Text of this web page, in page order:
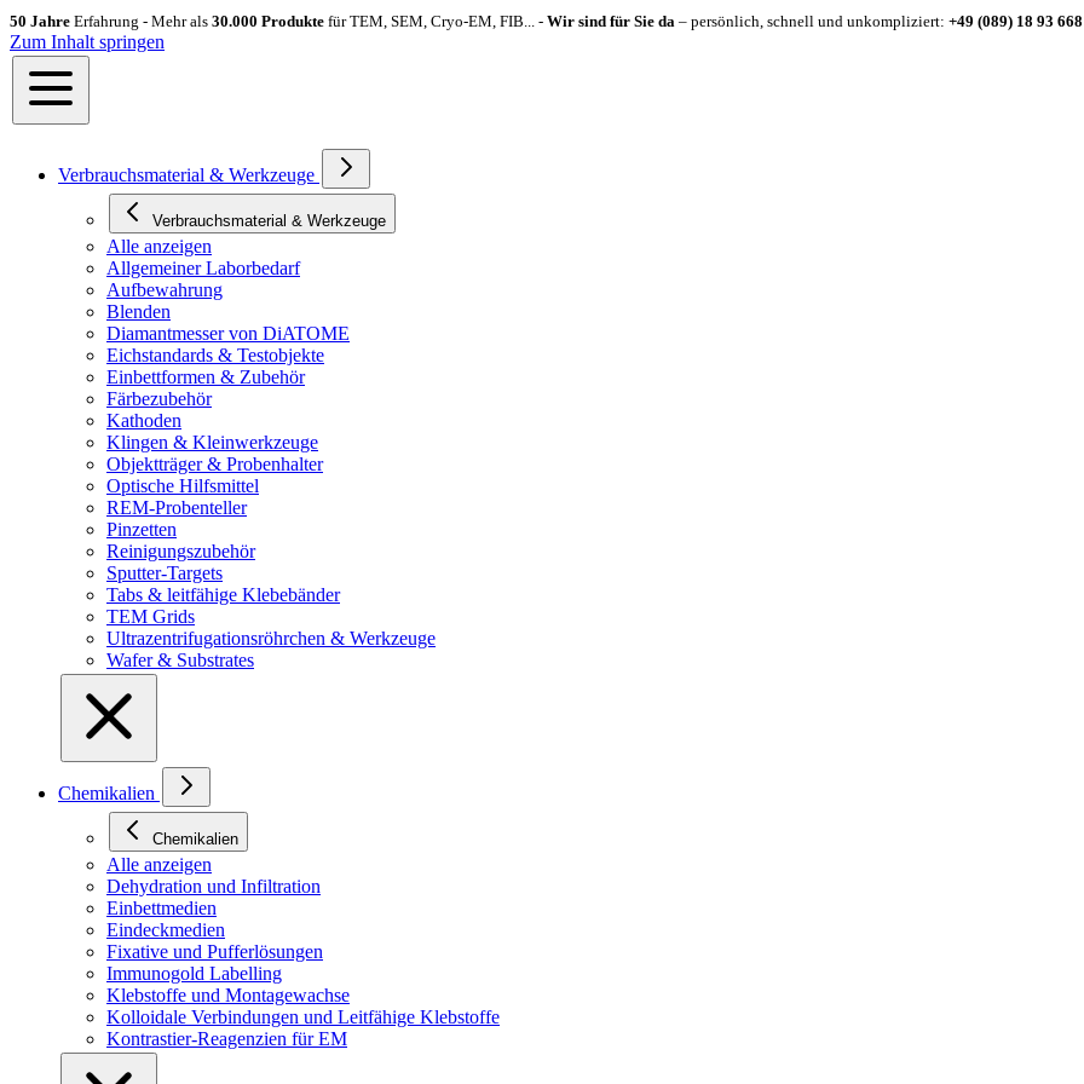
50 Jahre Erfahrung - Mehr als 30.000 Produkte für TEM, SEM, Cryo-EM, FIB... - Wir sind für Sie da – persönlich, schnell und unkompliziert: +49 (089) 18 93
Zum Inhalt springen
Verbrauchsmaterial & Werkzeuge
Verbrauchsmaterial & Werkzeuge
Alle anzeigen
Allgemeiner Laborbedarf
Aufbewahrung
Blenden
Diamantmesser von DiATOME
Eichstandards & Testobjekte
Einbettformen & Zubehör
Färbezubehör
Kathoden
Klingen & Kleinwerkzeuge
Objektträger & Probenhalter
Optische Hilfsmittel
REM-Probenteller
Pinzetten
Reinigungszubehör
Sputter-Targets
Tabs & leitfähige Klebebänder
TEM Grids
Ultrazentrifugationsröhrchen & Werkzeuge
Wafer & Substrates
Chemikalien
Chemikalien
Alle anzeigen
Dehydration und Infiltration
Einbettmedien
Eindeckmedien
Fixative und Pufferlösungen
Immunogold Labelling
Klebstoffe und Montagewachse
Kolloidale Verbindungen und Leitfähige Klebstoffe
Kontrastier-Reagenzien für EM